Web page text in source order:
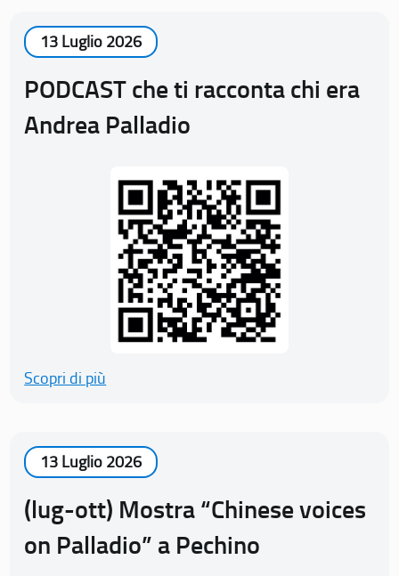
13 Luglio 2026
PODCAST che ti racconta chi era
Andrea Palladio
Scopri di più
13 Luglio 2026
(lug-ott) Mostra “Chinese voices
on Palladio” a Pechino